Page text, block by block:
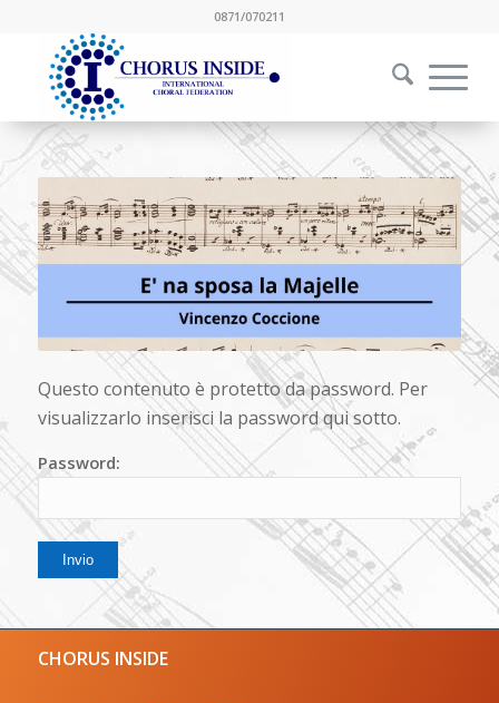
0871/070211
Questo contenuto è protetto da password. Per
visualizzarlo inserisci la password qui sotto.
Password:
CHORUS INSIDE